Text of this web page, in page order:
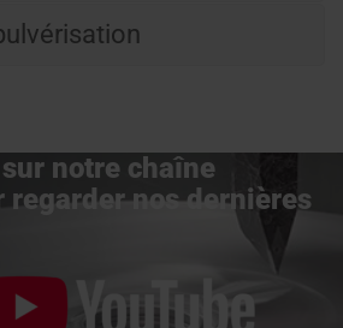
notre chaîne
regarder nos dernières